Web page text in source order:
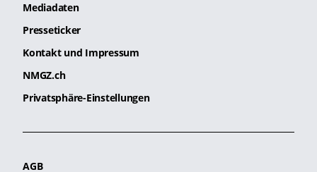
Mediadaten
Presseticker
Kontakt und Impressum
NMGZ.ch
Privatsphäre-Einstellungen
AGB